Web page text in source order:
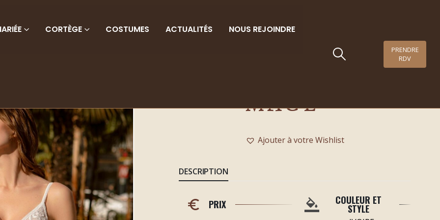
CORTÈGE COSTUMES ACTUALITÉS NOUS REJOINDRE
PRENDRE
RDV
MAGE
Ajouter à votre Wishlist
DESCRIPTION
PRIX COULEUR ET
STYLE